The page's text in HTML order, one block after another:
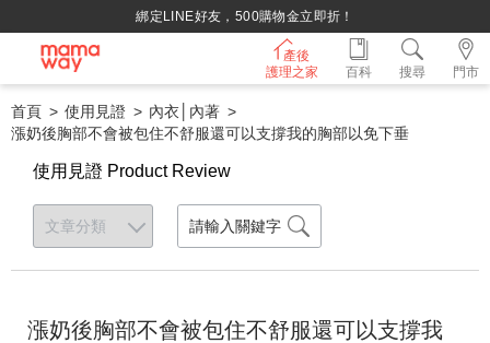
綁定LINE好友，500購物金立即折！
產後
護理之家
門市
百科 搜尋
首頁 使用見證
內衣│內著
漲奶後胸部不會被包住不舒服還可以支撐我的胸部以免下垂
使用見證 Product Review
漲奶後胸部不會被包住不舒服還可以支撐我